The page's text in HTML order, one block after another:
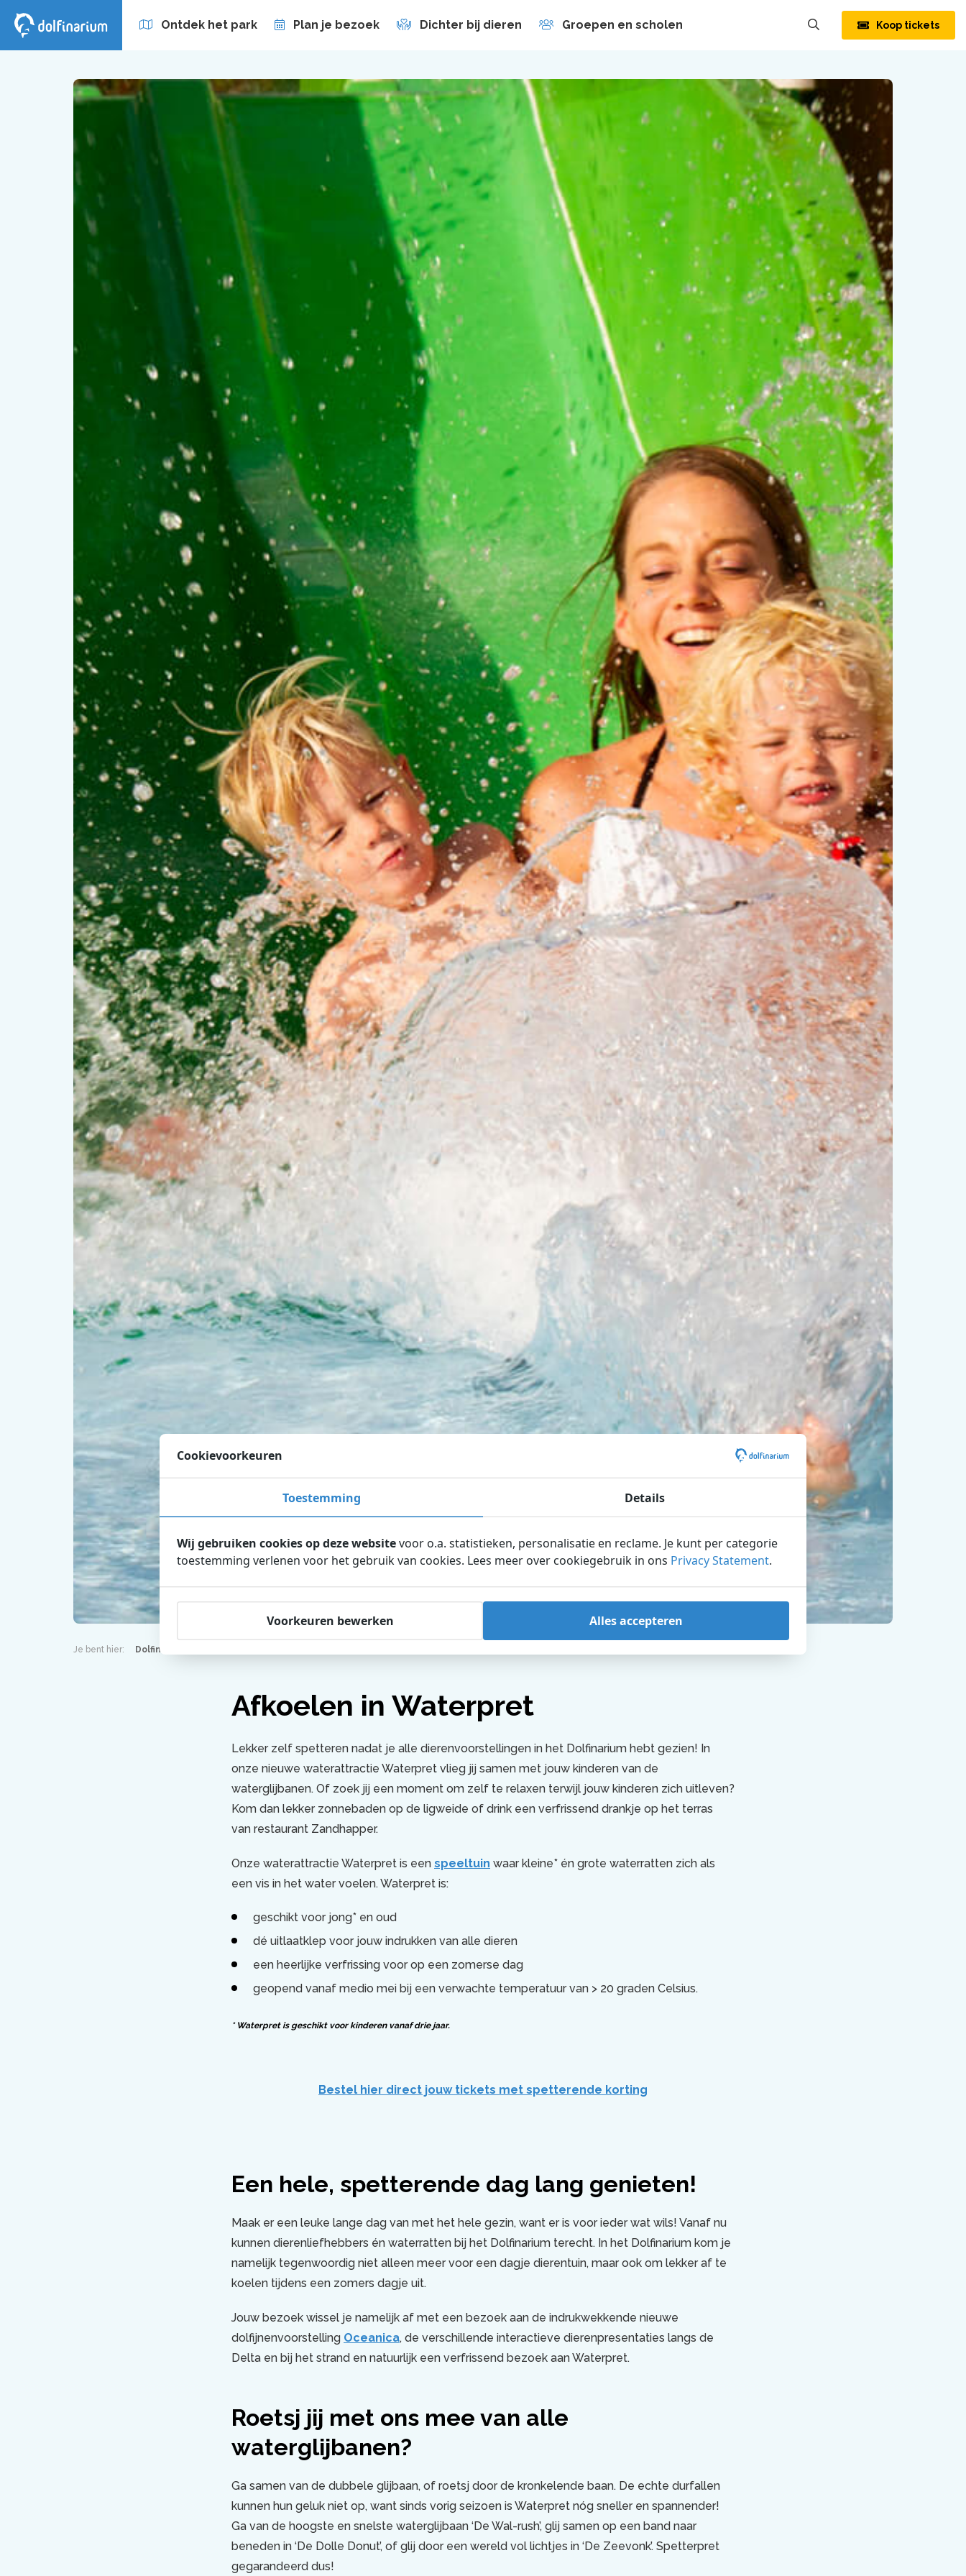
Ontdek het park Plan je bezoek Dichter bij dieren Groepen en scholen Koop tickets
Je bent hier: Dolfinarium
Afkoelen in Waterpret
Lekker zelf spetteren nadat je alle dierenvoorstellingen in het Dolfinarium hebt gezien! In
onze nieuwe waterattractie Waterpret vlieg jij samen met jouw kinderen van de
waterglijbanen. Of zoek jij een moment om zelf te relaxen terwijl jouw kinderen zich uitleven?
Kom dan lekker zonnebaden op de ligweide of drink een verfrissend drankje op het terras
van restaurant Zandhapper.
Onze waterattractie Waterpret is een speeltuin waar kleine* én grote waterratten zich als
een vis in het water voelen. Waterpret is:
geschikt voor jong* en oud
dé uitlaatklep voor jouw indrukken van alle dieren
een heerlijke verfrissing voor op een zomerse dag
geopend vanaf medio mei bij een verwachte temperatuur van > 20 graden Celsius.
* Waterpret is geschikt voor kinderen vanaf drie jaar.
Bestel hier direct jouw tickets met spetterende korting
Een hele, spetterende dag lang genieten!
Maak er een leuke lange dag van met het hele gezin, want er is voor ieder wat wils! Vanaf nu
kunnen dierenliefhebbers én waterratten bij het Dolfinarium terecht. In het Dolfinarium kom je
namelijk tegenwoordig niet alleen meer voor een dagje dierentuin, maar ook om lekker af te
koelen tijdens een zomers dagje uit.
Jouw bezoek wissel je namelijk af met een bezoek aan de indrukwekkende nieuwe
dolfijnenvoorstelling Oceanica, de verschillende interactieve dierenpresentaties langs de
Delta en bij het strand en natuurlijk een verfrissend bezoek aan Waterpret.
Roetsj jij met ons mee van alle
waterglijbanen?
Ga samen van de dubbele glijbaan, of roetsj door de kronkelende baan. De echte durfallen
kunnen hun geluk niet op, want sinds vorig seizoen is Waterpret nóg sneller en spannender!
Ga van de hoogste en snelste waterglijbaan ‘De Wal-rush’, glij samen op een band naar
beneden in ‘De Dolle Donut’, of glij door een wereld vol lichtjes in ‘De Zeevonk’. Spetterpret
gegarandeerd dus!
Cookievoorkeuren
Toestemming Details
Wij gebruiken cookies op deze websitevoor o.a. statistieken, personalisatie en reclame. Je kunt per categorie
toestemming verlenen voor het gebruik van cookies. Lees meer over cookiegebruik in ons Privacy Statement.
Voorkeuren bewerken Alles accepteren